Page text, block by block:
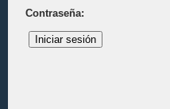
Contraseña: